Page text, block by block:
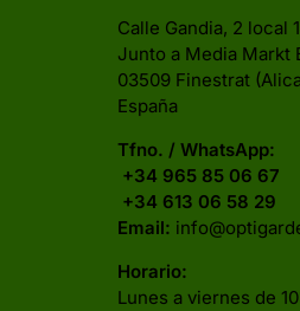
Calle Gandia, 2 local
Junto a Media Markt
03509 Finestrat
España
Tfno. /
+34 965
+34 613 06 58 29
Email:
Horario:
Lunes a viernes de